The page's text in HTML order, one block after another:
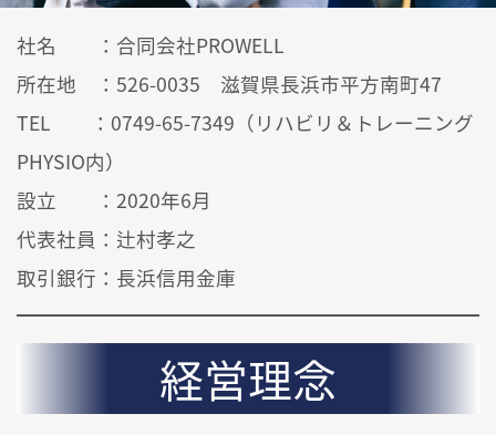
社名 ：合同会社PROWELL
所在地 ：526-0035 滋賀県長浜市平方南町47
TEL ：0749-65-7349（リハビリ＆トレーニング
PHYSIO内）
設立 ：2020年6月
代表社員：辻村孝之
取引銀行：長浜信用金庫
経営理念